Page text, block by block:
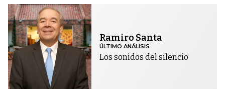
Ramiro Santa
ÚLTIMO ANÁLISIS
Los sonidos del silencio